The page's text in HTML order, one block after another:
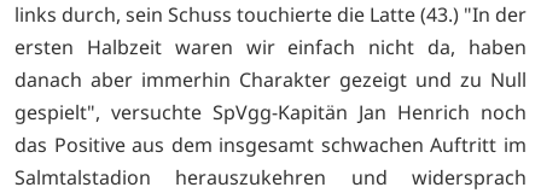
links durch, sein Schuss touchierte die Latte (43.) "In der
ersten Halbzeit waren wir einfach nicht da, haben
danach aber immerhin Charakter gezeigt und zu Null
gespielt", versuchte SpVgg-Kapitän Jan Henrich noch
das Positive aus dem insgesamt schwachen Auftritt im
Salmtalstadion herauszukehren und widersprach